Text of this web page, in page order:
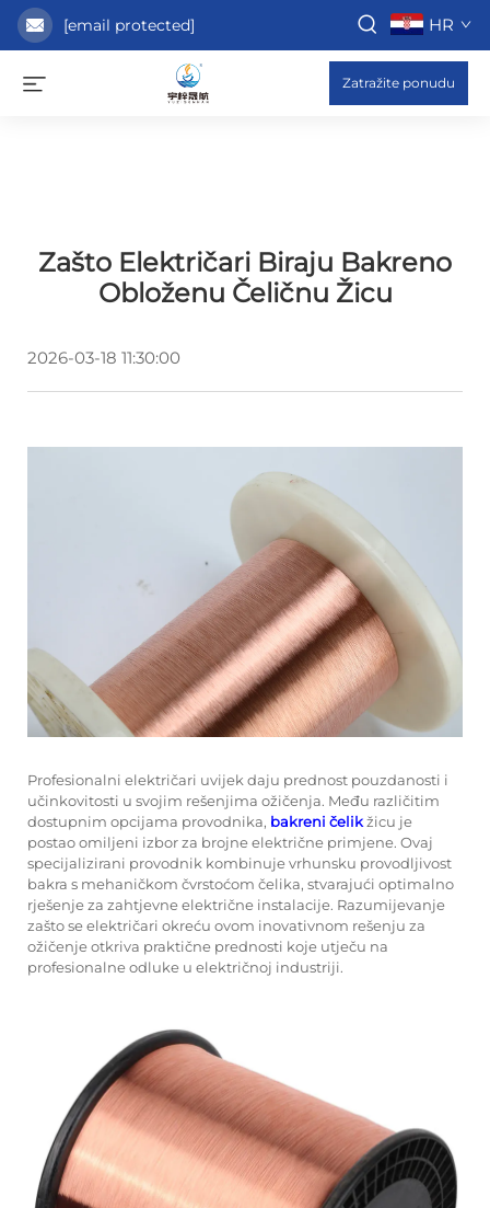
[email protected] HR
Zatražite ponudu
Zašto Električari Biraju Bakreno
Obloženu Čeličnu Žicu
2026-03-18 11:30:00
Profesionalni električari uvijek daju prednost pouzdanosti i
učinkovitosti u svojim rešenjima ožičenja. Među različitim
dostupnim opcijama provodnika, bakreni čelikžicu je
postao omiljeni izbor za brojne električne primjene. Ovaj
specijalizirani provodnik kombinuje vrhunsku provodljivost
bakra s mehaničkom čvrstoćom čelika, stvarajući optimalno
rješenje za zahtjevne električne instalacije. Razumijevanje
zašto se električari okreću ovom inovativnom rešenju za
ožičenje otkriva praktične prednosti koje utječu na
profesionalne odluke u električnoj industriji.